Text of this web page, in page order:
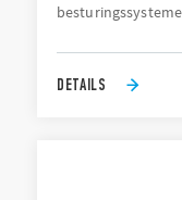
DETAILS